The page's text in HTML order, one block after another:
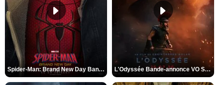
Spider-Man: Brand New Day Bande-annonce VO STFR L'Odyssée Bande-annonce VO STFR